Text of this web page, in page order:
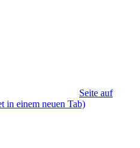
Seite auf
in einem neuen Tab)